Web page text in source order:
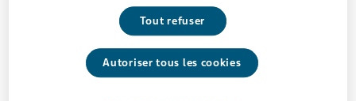
Getty Images / Teena Gates
Tout refuser
Autoriser tous les cookies